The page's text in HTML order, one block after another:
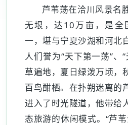
芦苇荡在洽川风景名
无垠，达10万亩，是全
一，堪与宁夏沙湖和河北
人们誉为“天下第一荡”、
草遍地，夏日绿泼万顷，
百鸟酣栖。在扑朔迷离的
进入了时光隧道，他带给
态旅游的休闲模式。“芦